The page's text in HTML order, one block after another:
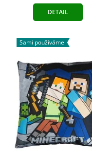
DETAIL
Sami používáme